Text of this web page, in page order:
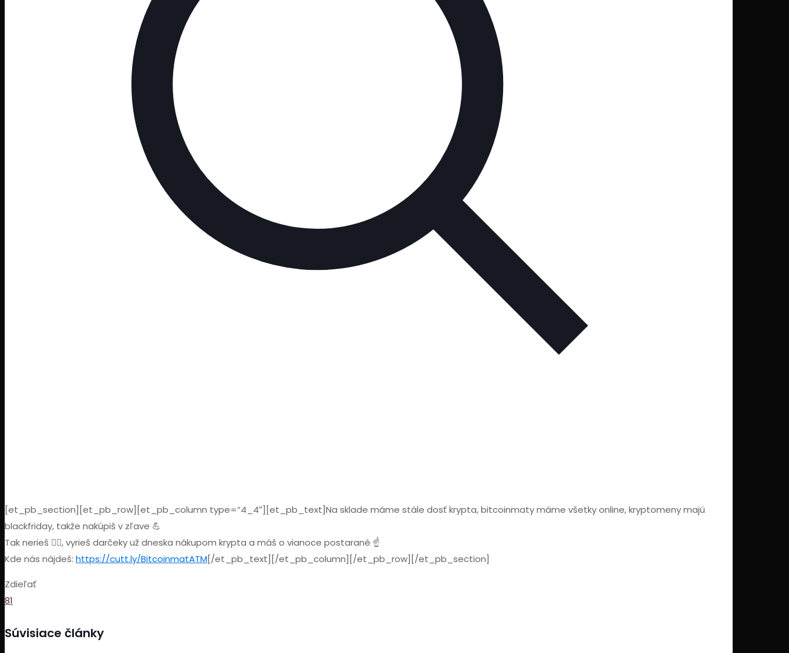
[et_pb_section][et_pb_row][et_pb_column type=“4_4″][et_pb_text]Na sklade máme stále dosť krypta, bitcoinmaty máme všetky online, kryptomeny majú
blackfriday, takže nakúpiš v zľave 💪
Tak nerieš 🤷‍♂️, vyrieš darčeky už dneska nákupom krypta a máš o vianoce postarané ☝️
Kde nás nájdeš: https://cutt.ly/BitcoinmatATM[/et_pb_text][/et_pb_column][/et_pb_row][/et_pb_section]
Zdieľať
81
Súvisiace články